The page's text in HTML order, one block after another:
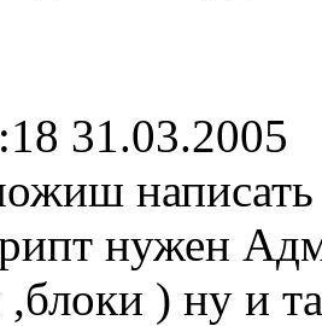
31.03.2005
написать
нужен
) ну и